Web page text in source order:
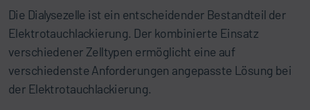
Die Dialysezelle ist ein entscheidender Bestandteil der
Elektrotauchlackierung. Der kombinierte Einsatz
verschiedener Zelltypen ermöglicht eine auf
verschiedenste Anforderungen angepasste Lösung bei
der Elektrotauchlackierung.